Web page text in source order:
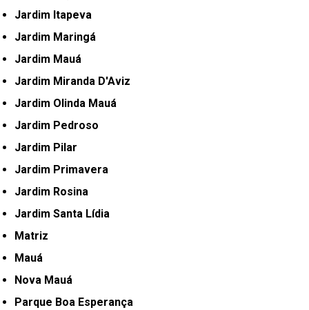
Jardim Itapeva
Jardim Maringá
Jardim Mauá
Jardim Miranda D'Aviz
Jardim Olinda Mauá
Jardim Pedroso
Jardim Pilar
Jardim Primavera
Jardim Rosina
Jardim Santa Lídia
Matriz
Mauá
Nova Mauá
Parque Boa Esperança